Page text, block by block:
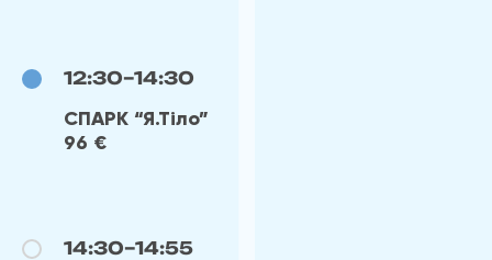
12:30–14:30
СПАРК “Я.Тіло”
96 €
14:30–14:55